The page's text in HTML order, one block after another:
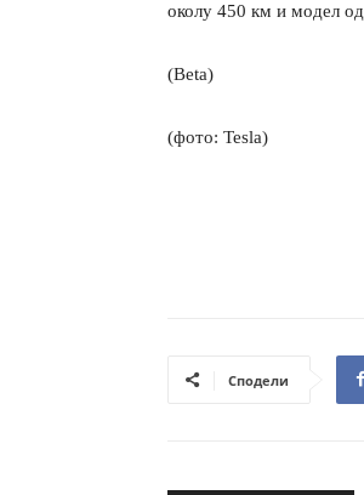
околу 450 км и модел
(Beta)
(фото: Tesla)
Сподели